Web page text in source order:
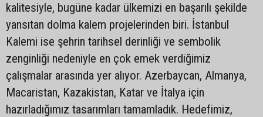
kalitesiyle, bugüne kadar ülkemizi en başarılı şekilde
yansıtan dolma kalem projelerinden biri. İstanbul
Kalemi ise şehrin tarihsel derinliği ve sembolik
zenginliği nedeniyle en çok emek verdiğimiz
çalışmalar arasında yer alıyor. Azerbaycan, Almanya,
Macaristan, Kazakistan, Katar ve İtalya için
hazırladığımız tasarımları tamamladık. Hedefimiz,